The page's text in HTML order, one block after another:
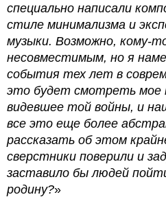
специально написали
стиле минимализма и
музыки. Возможно, кому-
несовместимым, но я
события тех лет в
это будет смотреть мое
видевшее той войны, и
все это еще более
рассказать об этом
сверстники поверили и
заставило бы людей
родину?»